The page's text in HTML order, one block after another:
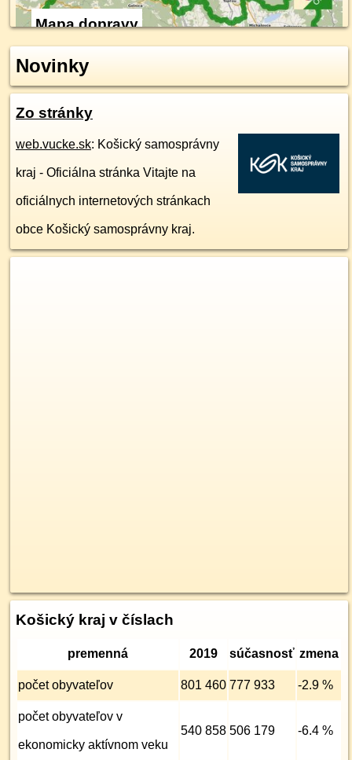
Mapa dopravy
Novinky
Zo stránky
web.vucke.sk: Košický samosprávny
kraj - Oficiálna stránka Vitajte na
oficiálnych internetových stránkach
obce Košický samosprávny kraj.
Košický kraj v číslach
premenná 2019 súčasnosť zmena
počet obyvateľov 801 460 777 933 -2.9 %
počet obyvateľov v
ekonomicky aktívnom veku
540 858 506 179 -6.4 %